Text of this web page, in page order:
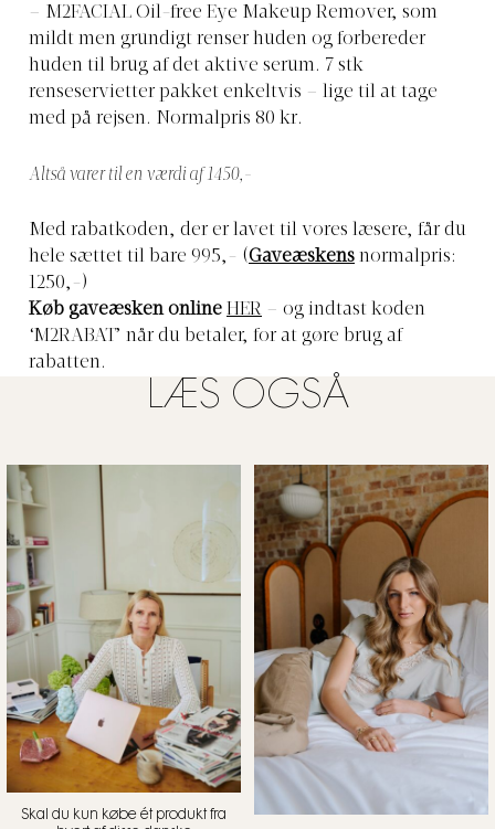
– M2FACIAL Oil-free Eye Makeup Remover, som
mildt men grundigt renser huden og forbereder
huden til brug af det aktive serum. 7 stk
renseservietter pakket enkeltvis – lige til at tage
med på rejsen. Normalpris 80 kr.
Altså varer til en værdi af 1450,-
Med rabatkoden, der er lavet til vores læsere, får du
hele sættet til bare 995,- (Gaveæskens normalpris:
1250,-)
Køb gaveæsken online HER – og indtast koden
‘M2RABAT’ når du betaler, for at gøre brug af
rabatten.
LÆS OGSÅ
Skal du kun købe ét produkt fra